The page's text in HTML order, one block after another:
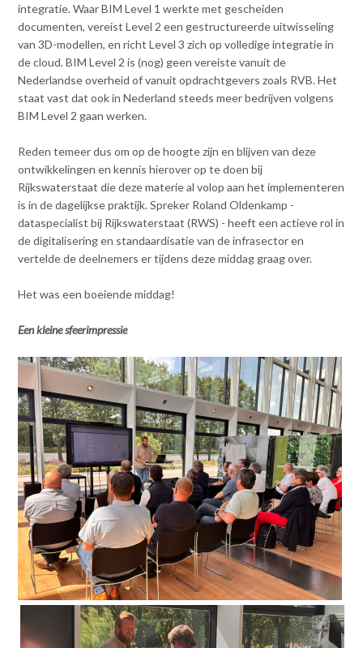
tintegratie. Waar BIM Level 1 werkte met gescheiden
documenten, vereist Level 2 een gestructureerde uitwisseling
van 3D-modellen, en richt Level 3 zich op volledige integratie in
de cloud. BIM Level 2 is (nog) geen vereiste vanuit de
Nederlandse overheid of vanuit opdrachtgevers zoals RVB. Het
staat vast dat ook in Nederland steeds meer bedrijven volgens
BIM Level 2 gaan werken.
Reden temeer dus om op de hoogte zijn en blijven van deze
ontwikkelingen en kennis hierover op te doen bij
Rijkswaterstaat die deze materie al volop aan het implementeren
is in de dagelijkse praktijk. Spreker Roland Oldenkamp -
dataspecialist bij Rijkswaterstaat (RWS) - heeft een actieve rol in
de digitalisering en standaardisatie van de infrasector en
vertelde de deelnemers er tijdens deze middag graag over.
Het was een boeiende middag!
Een kleine sfeerimpressie
Contact
Inloggen